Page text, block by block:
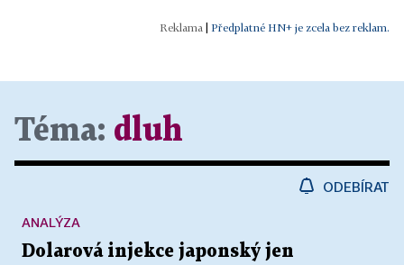
Předplatné HN+ je zcela bez reklam.
Téma: dluh
ODEBÍRAT
Dolarová injekce japonský jen
ANALÝZA